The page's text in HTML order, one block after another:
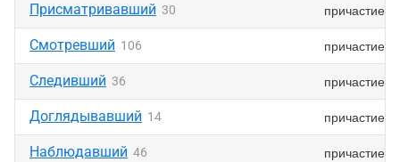
Присматривавший 30 причастие
Смотревший 106 причастие
Следивший 36 причастие
Доглядывавший 14 причастие
Наблюдавший 46 причастие